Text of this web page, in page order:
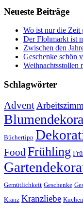
Neueste Beiträge
Wo ist nur die Zeit
Der Flohmarkt ist
Zwischen den
Geschenke schön
Weihnachtsstollen
Schlagwörter
Advent
Büchertipp
Food Frühling
Gemütlichkeit Geschenke
Kranz Kranzliebe Kuchen